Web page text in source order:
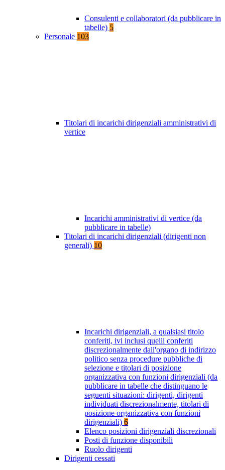
Consulenti e collaboratori (da pubblicare in
tabelle) 5
Personale 103
Titolari di incarichi dirigenziali amministrativi di
vertice
Incarichi amministrativi di vertice (da
pubblicare in tabelle)
Titolari di incarichi dirigenziali (dirigenti non
generali) 10
Incarichi dirigenziali, a qualsiasi titolo
conferiti, ivi inclusi quelli conferiti
discrezionalmente dall'organo di indirizzo
politico senza procedure pubbliche di
selezione e titolari di posizione
organizzativa con funzioni dirigenziali (da
pubblicare in tabelle che distinguano le
seguenti situazioni: dirigenti, dirigenti
individuati discrezionalmente, titolari di
posizione organizzativa con funzioni
dirigenziali) 6
Elenco posizioni dirigenziali discrezionali
Posti di funzione disponibili
Ruolo dirigenti
Dirigenti cessati